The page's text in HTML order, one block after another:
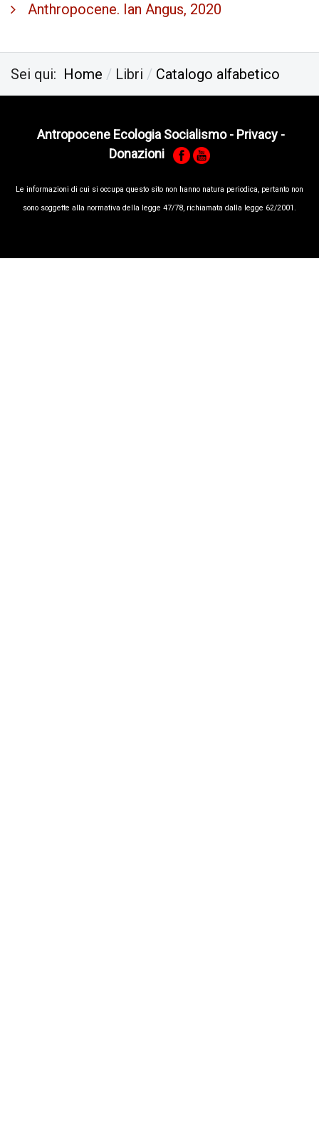
Anthropocene. Ian Angus, 2020
Sei qui: Home Libri Catalogo alfabetico
Antropocene Ecologia Socialismo - Privacy -
Donazioni
Le informa­zioni di cui si occupa questo sito non hanno na­tura periodica, pertanto non
sono sog­gette alla normativa della legge 47/78, richiamata dalla leg­ge 62/­2001.